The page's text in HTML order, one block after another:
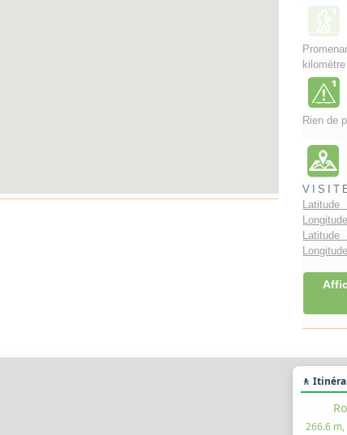
kilomètre
Rien de
🚶
266.6